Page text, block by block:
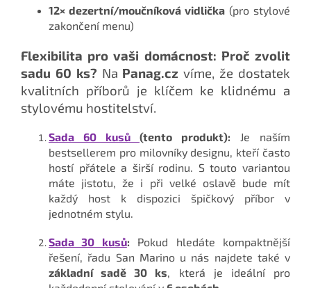
12× dezertní/moučníková vidlička (pro stylové
zakončení menu)
Flexibilita pro vaši domácnost: Proč zvolit
sadu 60 ks? Na Panag.cz víme, že dostatek
kvalitních příborů je klíčem ke klidnému a
stylovému hostitelství.
Sada 60 kusů (tento produkt): Je naším
bestsellerem pro milovníky designu, kteří často
hostí přátele a širší rodinu. S touto variantou
máte jistotu, že i při velké oslavě bude mít
každý host k dispozici špičkový příbor v
jednotném stylu.
Sada 30 kusů: Pokud hledáte kompaktnější
řešení, řadu San Marino u nás najdete také v
základní sadě 30 ks, která je ideální pro